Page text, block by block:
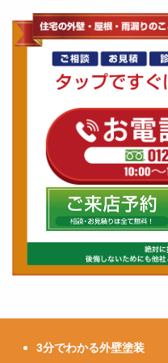
3分でわかる外壁塗装